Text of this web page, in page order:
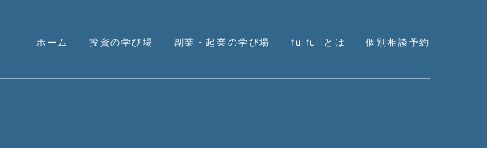
ホーム 投資の学び場 副業・起業の学び場 fulfullとは 個別相談予約